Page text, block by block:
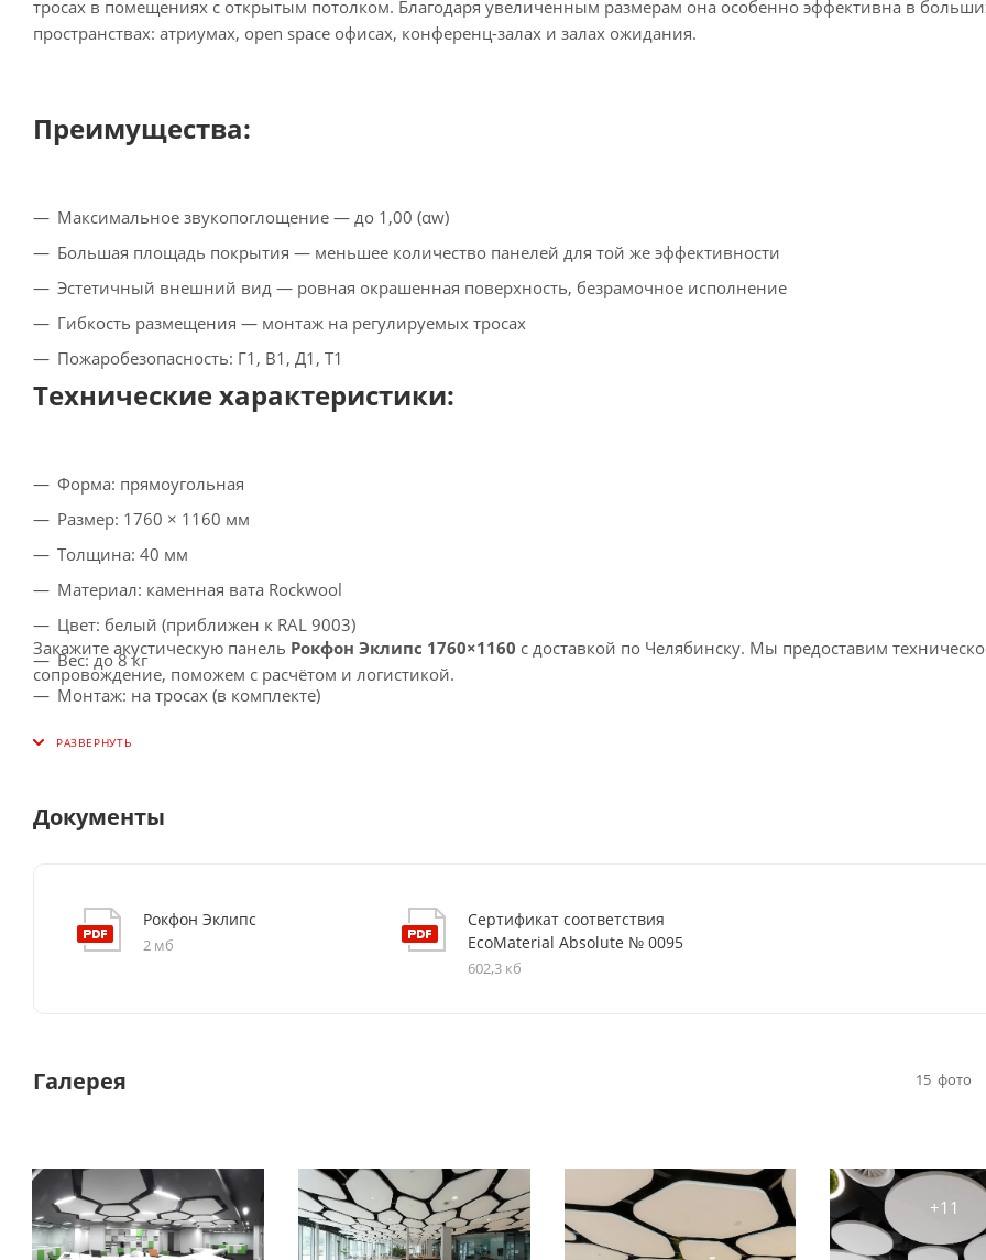
тросах в помещениях с открытым потолком. Благодаря увеличенным размерам она особенно эффективна в
пространствах: атриумах, open space офисах, конференц-залах и залах ожидания.
Преимущества:
Максимальное звукопоглощение — до 1,00 (αw)
Большая площадь покрытия — меньшее количество панелей для той же эффективности
Эстетичный внешний вид — ровная окрашенная поверхность, безрамочное исполнение
Гибкость размещения — монтаж на регулируемых тросах
Пожаробезопасность: Г1, В1, Д1, Т1
Технические характеристики:
Форма: прямоугольная
Размер: 1760 × 1160 мм
Толщина: 40 мм
Материал: каменная вата Rockwool
Цвет: белый (приближен к RAL 9003)
Вес: до 8 кг
Монтаж: на тросах (в комплекте)
Закажите акустическую панель Рокфон Эклипс 1760×1160 с доставкой по Челябинску. Мы предоставим
сопровождение, поможем с расчётом и логистикой.
Документы
Рокфон Эклипс
2 мб
Сертификат соответствия
EcoMaterial Absolute № 0095
602,3 кб
Галерея 15 фото